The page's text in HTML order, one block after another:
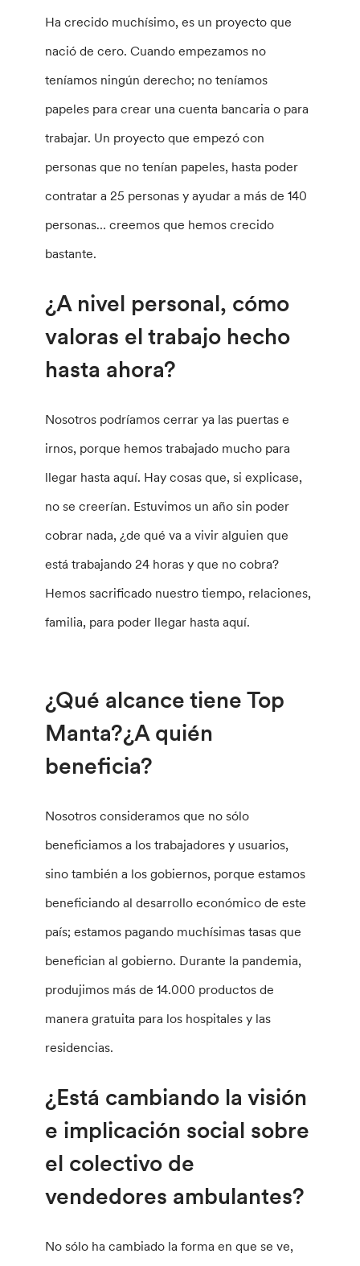
Ha crecido muchísimo, es un proyecto que
nació de cero. Cuando empezamos no
teníamos ningún derecho; no teníamos
papeles para crear una cuenta bancaria o para
trabajar. Un proyecto que empezó con
personas que no tenían papeles, hasta poder
contratar a 25 personas y ayudar a más de 140
personas… creemos que hemos crecido
bastante.
¿A nivel personal, cómo
valoras el trabajo hecho
hasta ahora?
Nosotros podríamos cerrar ya las puertas e
irnos, porque hemos trabajado mucho para
llegar hasta aquí. Hay cosas que, si explicase,
no se creerían. Estuvimos un año sin poder
cobrar nada, ¿de qué va a vivir alguien que
está trabajando 24 horas y que no cobra?
Hemos sacrificado nuestro tiempo, relaciones,
familia, para poder llegar hasta aquí.
¿Qué alcance tiene Top
Manta?¿A quién
beneficia?
Nosotros consideramos que no sólo
beneficiamos a los trabajadores y usuarios,
sino también a los gobiernos, porque estamos
beneficiando al desarrollo económico de este
país; estamos pagando muchísimas tasas que
benefician al gobierno. Durante la pandemia,
produjimos más de 14.000 productos de
manera gratuita para los hospitales y las
residencias.
¿Está cambiando la visión
e implicación social sobre
el colectivo de
vendedores ambulantes?
No sólo ha cambiado la forma en que se ve,